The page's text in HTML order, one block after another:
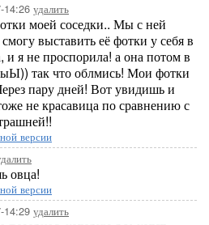
14:26 удалить
моей соседки.. Мы с ней
выставить её фотки у себя в
я не проспорила! а она потом в
так что облмись! Мои фотки
пару дней! Вот увидишь и
не красавица по сравнению с
версии
овца!
версии
14:29 удалить